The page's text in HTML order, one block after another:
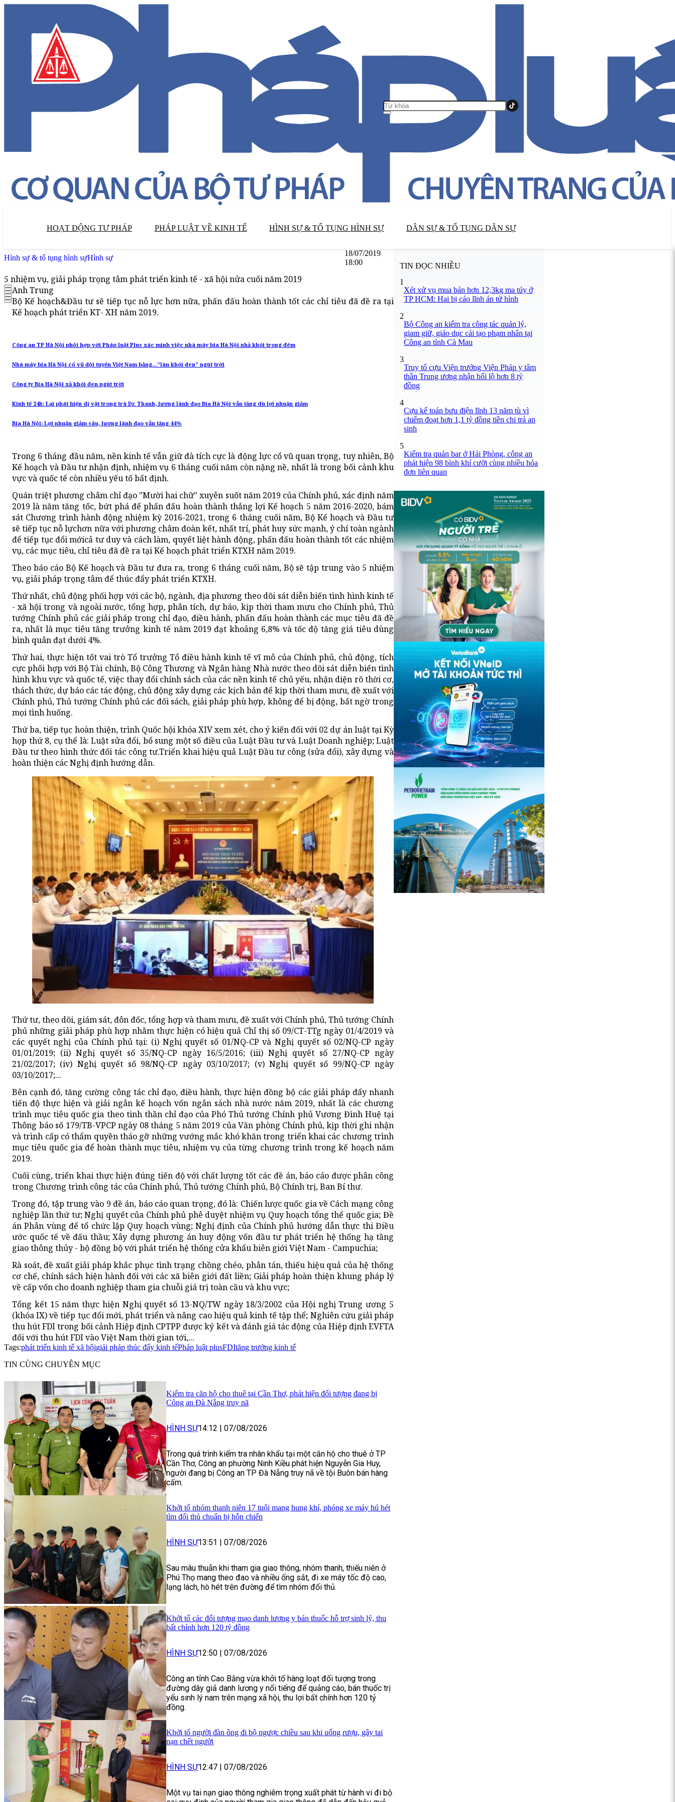
HOẠT ĐỘNG TƯ PHÁP PHÁP LUẬT VỀ KINH TẾ HÌNH SỰ & TỐ TỤNG HÌNH SỰ DÂN SỰ & TỐ TỤNG DÂN SỰ
Hình sự & tố tụng hình sựHình sự
18/07/2019
18:00
5 nhiệm vụ, giải pháp trọng tâm phát triển kinh tế - xã hội nửa cuối năm 2019
Anh Trung
Bộ Kế hoạch&Đầu tư sẽ tiếp tục nỗ lực hơn nữa, phấn đấu hoàn thành tốt các chỉ tiêu đã đề ra tại
Kế hoạch phát triển KT- XH năm 2019.
Công an TP Hà Nội phối hợp với Pháp luật Plus xác minh việc nhà máy bia Hà Nội nhả khói trong đêm
Nhà máy bia Hà Nội cổ vũ đội tuyển Việt Nam bằng…”làn khói đen” ngút trời
Công ty Bia Hà Nội xả khói đen ngút trời
Kinh tế 24h: Lại phát hiện dị vật trong trà Dr. Thanh, lương lãnh đạo Bia Hà Nội vẫn tăng dù lợi nhuận giảm
Bia Hà Nội: Lợi nhuận giảm sâu, lương lãnh đạo vẫn tăng 44%
Trong 6 tháng đầu năm, nền kinh tế vẫn giữ đà tích cực là động lực cổ vũ quan trọng, tuy nhiên, Bộ
Kế hoạch và Đầu tư nhận định, nhiệm vụ 6 tháng cuối năm còn nặng nề, nhất là trong bối cảnh khu
vực và quốc tế còn nhiều yếu tố bất định.
Quán triệt phương châm chỉ đạo "Mười hai chữ" xuyên suốt năm 2019 của Chính phủ, xác định năm
2019 là năm tăng tốc, bứt phá để phấn đấu hoàn thành thắng lợi Kế hoạch 5 năm 2016-2020, bám
sát Chương trình hành động nhiệm kỳ 2016-2021, trong 6 tháng cuối năm, Bộ Kế hoạch và Đầu tư
sẽ tiếp tục nỗ lựchơn nữa với phương châm đoàn kết, nhất trí, phát huy sức mạnh, ý chí toàn ngành
để tiếp tục đổi mớicả tư duy và cách làm, quyết liệt hành động, phấn đấu hoàn thành tốt các nhiệm
vụ, các mục tiêu, chỉ tiêu đã đề ra tại Kế hoạch phát triển KTXH năm 2019.
Theo báo cáo Bộ Kế hoạch và Đầu tư đưa ra, trong 6 tháng cuối năm, Bộ sẽ tập trung vào 5 nhiệm
vụ, giải pháp trọng tâm để thúc đẩy phát triển KTXH.
Thứ nhất, chủ động phối hợp với các bộ, ngành, địa phương theo dõi sát diễn biến tình hình kinh tế
- xã hội trong và ngoài nước, tổng hợp, phân tích, dự báo, kịp thời tham mưu cho Chính phủ, Thủ
tướng Chính phủ các giải pháp trong chỉ đạo, điều hành, phấn đấu hoàn thành các mục tiêu đã đề
ra, nhất là mục tiêu tăng trưởng kinh tế năm 2019 đạt khoảng 6,8% và tốc độ tăng giá tiêu dùng
bình quân đạt dưới 4%.
Thứ hai, thực hiện tốt vai trò Tổ trưởng Tổ điều hành kinh tế vĩ mô của Chính phủ, chủ động, tích
cực phối hợp với Bộ Tài chính, Bộ Công Thương và Ngân hàng Nhà nước theo dõi sát diễn biến tình
hình khu vực và quốc tế, việc thay đổi chính sách của các nền kinh tế chủ yếu, nhận diện rõ thời cơ,
thách thức, dự báo các tác động, chủ động xây dựng các kịch bản để kịp thời tham mưu, đề xuất với
Chính phủ, Thủ tướng Chính phủ các đối sách, giải pháp phù hợp, không để bị động, bất ngờ trong
mọi tình huống.
Thứ ba, tiếp tục hoàn thiện, trình Quốc hội khóa XIV xem xét, cho ý kiến đối với 02 dự án luật tại Kỳ
họp thứ 8, cụ thể là: Luật sửa đổi, bổ sung một số điều của Luật Đầu tư và Luật Doanh nghiệp; Luật
Đầu tư theo hình thức đối tác công tư.Triển khai hiệu quả Luật Đầu tư công (sửa đổi), xây dựng và
hoàn thiện các Nghị định hướng dẫn.
Thứ tư, theo dõi, giám sát, đôn đốc, tổng hợp và tham mưu, đề xuất với Chính phủ, Thủ tướng Chính
phủ những giải pháp phù hợp nhằm thực hiện có hiệu quả Chỉ thị số 09/CT-TTg ngày 01/4/2019 và
các quyết nghị của Chính phủ tại: (i) Nghị quyết số 01/NQ-CP và Nghị quyết số 02/NQ-CP ngày
01/01/2019; (ii) Nghị quyết số 35/NQ-CP ngày 16/5/2016; (iii) Nghị quyết số 27/NQ-CP ngày
21/02/2017; (iv) Nghị quyết số 98/NQ-CP ngày 03/10/2017; (v) Nghị quyết số 99/NQ-CP ngày
03/10/2017;...
Bên cạnh đó, tăng cường công tác chỉ đạo, điều hành, thực hiện đồng bộ các giải pháp đẩy nhanh
tiến độ thực hiện và giải ngân kế hoạch vốn ngân sách nhà nước năm 2019, nhất là các chương
trình mục tiêu quốc gia theo tinh thần chỉ đạo của Phó Thủ tướng Chính phủ Vương Đình Huệ tại
Thông báo số 179/TB-VPCP ngày 08 tháng 5 năm 2019 của Văn phòng Chính phủ, kịp thời ghi nhận
và trình cấp có thẩm quyền tháo gỡ những vướng mắc khó khăn trong triển khai các chương trình
mục tiêu quốc gia để hoàn thành mục tiêu, nhiệm vụ của từng chương trình trong kế hoạch năm
2019.
Cuối cùng, triển khai thực hiện đúng tiến độ với chất lượng tốt các đề án, báo cáo được phân công
trong Chương trình công tác của Chính phủ, Thủ tướng Chính phủ, Bộ Chính trị, Ban Bí thư.
Trong đó, tập trung vào 9 đề án, báo cáo quan trọng, đó là: Chiến lược quốc gia về Cách mạng công
nghiệp lần thứ tư; Nghị quyết của Chính phủ phê duyệt nhiệm vụ Quy hoạch tổng thể quốc gia; Đề
án Phân vùng để tổ chức lập Quy hoạch vùng; Nghị định của Chính phủ hướng dẫn thực thi Điều
ước quốc tế về đấu thầu; Xây dựng phương án huy động vốn đầu tư phát triển hệ thống hạ tầng
giao thông thủy - bộ đồng bộ với phát triển hệ thống cửa khẩu biên giới Việt Nam - Campuchia;
Rà soát, đề xuất giải pháp khắc phục tình trạng chồng chéo, phân tán, thiếu hiệu quả của hệ thống
cơ chế, chính sách hiện hành đối với các xã biên giới đất liền; Giải pháp hoàn thiện khung pháp lý
về cấp vốn cho doanh nghiệp tham gia chuỗi giá trị toàn cầu và khu vực;
Tổng kết 15 năm thực hiện Nghị quyết số 13-NQ/TW ngày 18/3/2002 của Hội nghị Trung ương 5
(khóa IX) về tiếp tục đổi mới, phát triển và nâng cao hiệu quả kinh tế tập thể; Nghiên cứu giải pháp
thu hút FDI trong bối cảnh Hiệp định CPTPP được ký kết và đánh giá tác động của Hiệp định EVFTA
đối với thu hút FDI vào Việt Nam thời gian tới,...
Tags:phát triển kinh tế xã hộigiải pháp thúc đẩy kinh tếPháp luật plusFDItăng trưởng kinh tế
TIN CÙNG CHUYÊN MỤC
Kiểm tra căn hộ cho thuê tại Cần Thơ, phát hiện đối tượng đang bị
Công an Đà Nẵng truy nã
HÌNH SỰ14:12 | 07/08/2026
Trong quá trình kiểm tra nhân khẩu tại một căn hộ cho thuê ở TP
Cần Thơ, Công an phường Ninh Kiều phát hiện Nguyễn Gia Huy,
người đang bị Công an TP Đà Nẵng truy nã về tội Buôn bán hàng
cấm.
Khởi tố nhóm thanh niên 17 tuổi mang hung khí, phóng xe máy hú hét
tìm đối thủ chuẩn bị hỗn chiến
HÌNH SỰ13:51 | 07/08/2026
Sau mâu thuẫn khi tham gia giao thông, nhóm thanh, thiếu niên ở
Phú Thọ mang theo đao và nhiều ống sắt, đi xe máy tốc độ cao,
lạng lách, hò hét trên đường để tìm nhóm đối thủ.
Khởi tố các đối tượng mạo danh lương y bán thuốc hỗ trợ sinh lý, thu
bất chính hơn 120 tỷ đồng
HÌNH SỰ12:50 | 07/08/2026
Công an tỉnh Cao Bằng vừa khởi tố hàng loạt đối tượng trong
đường dây giả danh lương y nổi tiếng để quảng cáo, bán thuốc trị
yếu sinh lý nam trên mạng xã hội, thu lợi bất chính hơn 120 tỷ
đồng.
Khởi tố người đàn ông đi bộ ngược chiều sau khi uống rượu, gây tai
nạn chết người
HÌNH SỰ12:47 | 07/08/2026
Một vụ tai nạn giao thông nghiêm trọng xuất phát từ hành vi đi bộ
TIN ĐỌC NHIỀU
1
Xét xử vụ mua bán hơn 12,3kg ma túy ở
TP HCM: Hai bị cáo lĩnh án tử hình
2
Bộ Công an kiểm tra công tác quản lý,
giam giữ, giáo dục cải tạo phạm nhân tại
Công an tỉnh Cà Mau
3
Truy tố cựu Viện trưởng Viện Pháp y tâm
thần Trung ương nhận hối lộ hơn 8 tỷ
đồng
4
Cựu kế toán bưu điện lĩnh 13 năm tù vì
chiếm đoạt hơn 1,1 tỷ đồng tiền chi trả an
sinh
5
Kiểm tra quán bar ở Hải Phòng, công an
phát hiện 98 bình khí cười cùng nhiều hóa
đơn liên quan